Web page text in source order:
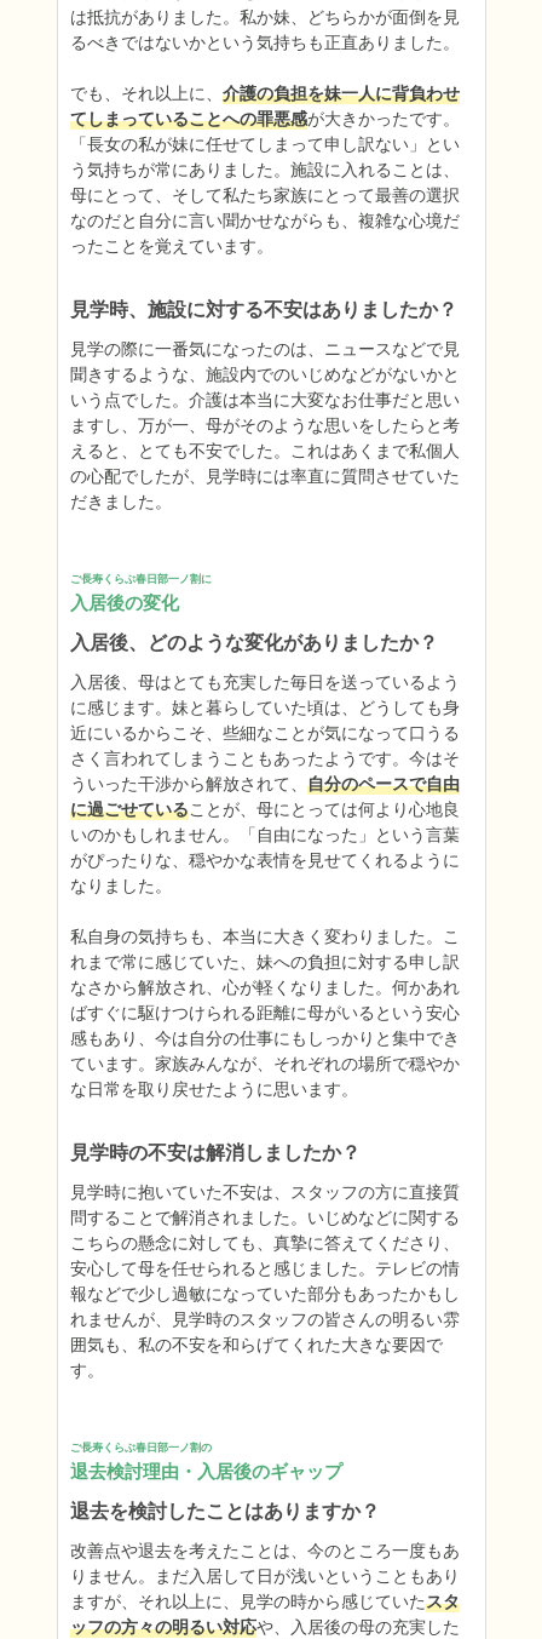
は抵抗がありました。私か妹、どちらかが面倒を見
るべきではないかという気持ちも正直ありました。
でも、それ以上に、 介護の負担を妹一人に背負わせ
てしまっていることへの罪悪感が大きかったです。
「長女の私が妹に任せてしまって申し訳ない」とい
う気持ちが常にありました。施設に入れることは、
母にとって、そして私たち家族にとって最善の選択
なのだと自分に言い聞かせながらも、複雑な心境だ
ったことを覚えています。
見学時、施設に対する不安はありましたか？
見学の際に一番気になったのは、ニュースなどで見
聞きするような、施設内でのいじめなどがないかと
いう点でした。介護は本当に大変なお仕事だと思い
ますし、万が一、母がそのような思いをしたらと考
えると、とても不安でした。これはあくまで私個人
の心配でしたが、見学時には率直に質問させていた
だきました。
ご長寿くらぶ春日部一ノ割に
入居後の変化
入居後、どのような変化がありましたか？
入居後、母はとても充実した毎日を送っているよう
に感じます。妹と暮らしていた頃は、どうしても身
近にいるからこそ、些細なことが気になって口うる
さく言われてしまうこともあったようです。今はそ
ういった干渉から解放されて、 自分のペースで自由
に過ごせていることが、母にとっては何より心地良
いのかもしれません。「自由になった」という言葉
がぴったりな、穏やかな表情を見せてくれるように
なりました。
私自身の気持ちも、本当に大きく変わりました。こ
れまで常に感じていた、妹への負担に対する申し訳
なさから解放され、心が軽くなりました。何かあれ
ばすぐに駆けつけられる距離に母がいるという安心
感もあり、今は自分の仕事にもしっかりと集中でき
ています。家族みんなが、それぞれの場所で穏やか
な日常を取り戻せたように思います。
見学時の不安は解消しましたか？
見学時に抱いていた不安は、スタッフの方に直接質
問することで解消されました。いじめなどに関する
こちらの懸念に対しても、真摯に答えてくださり、
安心して母を任せられると感じました。テレビの情
報などで少し過敏になっていた部分もあったかもし
れませんが、見学時のスタッフの皆さんの明るい雰
囲気も、私の不安を和らげてくれた大きな要因で
す。
ご長寿くらぶ春日部一ノ割の
退去検討理由・入居後のギャップ
退去を検討したことはありますか？
改善点や退去を考えたことは、今のところ一度もあ
りません。まだ入居して日が浅いということもあり
ますが、それ以上に、見学の時から感じていたスタ
ッフの方々の明るい対応や、入居後の母の充実した